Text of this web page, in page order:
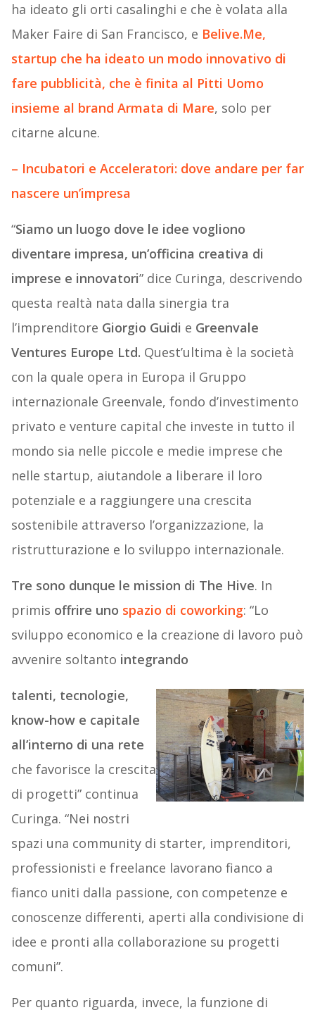
ha ideato gli orti casalinghi e che è volata alla
Maker Faire di San Francisco, e Belive.Me,
startup che ha ideato un modo innovativo di
fare pubblicità, che è finita al Pitti Uomo
insieme al brand Armata di Mare, solo per
citarne alcune.
– Incubatori e Acceleratori: dove andare per far
nascere un’impresa
“Siamo un luogo dove le idee vogliono
diventare impresa, un’officina creativa di
imprese e innovatori” dice Curinga, descrivendo
questa realtà nata dalla sinergia tra
l’imprenditore Giorgio Guidi e Greenvale
Ventures Europe Ltd. Quest’ultima è la società
con la quale opera in Europa il Gruppo
internazionale Greenvale, fondo d’investimento
privato e venture capital che investe in tutto il
mondo sia nelle piccole e medie imprese che
nelle startup, aiutandole a liberare il loro
potenziale e a raggiungere una crescita
sostenibile attraverso l’organizzazione, la
ristrutturazione e lo sviluppo internazionale.
Tre sono dunque le mission di The Hive. In
primis offrire uno spazio di coworking: “Lo
sviluppo economico e la creazione di lavoro può
avvenire soltanto integrando
talenti, tecnologie,
know-how e capitale
all’interno di una rete
che favorisce la crescita
di progetti” continua
Curinga. “Nei nostri
spazi una community di starter, imprenditori,
professionisti e freelance lavorano fianco a
fianco uniti dalla passione, con competenze e
conoscenze differenti, aperti alla condivisione di
idee e pronti alla collaborazione su progetti
comuni”.
Per quanto riguarda, invece, la funzione di